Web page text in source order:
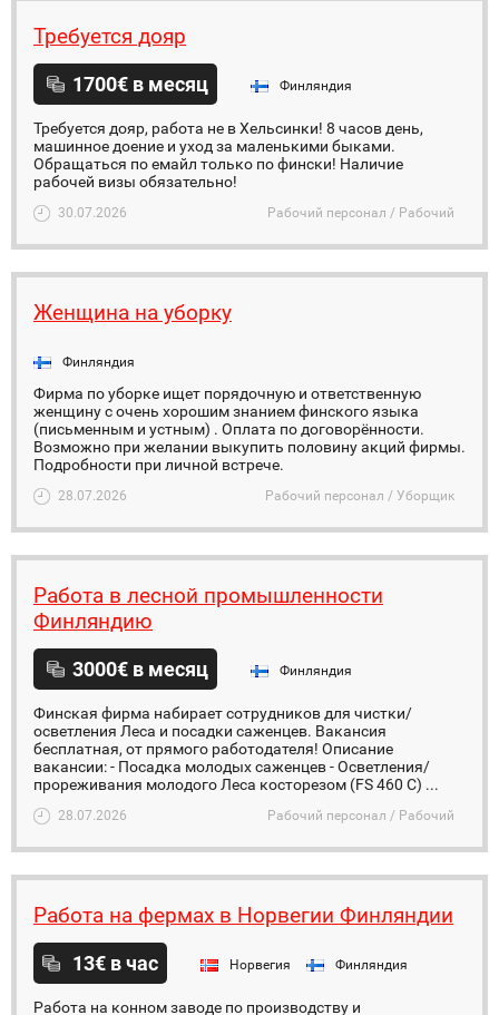
Требуется дояр
1700€ в месяц Финляндия
Требуется дояр, работа не в Хельсинки! 8 часов день,
машинное доение и уход за маленькими быками.
Обращаться по емайл только по фински! Наличие
рабочей визы обязательно!
30.07.2026 Рабочий персонал / Рабочий
Женщина на уборку
Финляндия
Фирма по уборке ищет порядочную и ответственную
женщину с очень хорошим знанием финского языка
(письменным и устным) . Оплата по договорённости.
Возможно при желании выкупить половину акций фирмы.
Подробности при личной встрече.
28.07.2026 Рабочий персонал / Уборщик
Работа в лесной промышленности
Финляндию
3000€ в месяц Финляндия
Финская фирма набирает сотрудников для чистки/
осветления Леса и посадки саженцев. Вакансия
бесплатная, от прямого работодателя! Описание
вакансии: - Посадка молодых саженцев - Осветления/
прореживания молодого Леса косторезом (FS 460 C) ...
28.07.2026 Рабочий персонал / Рабочий
Работа на фермах в Норвегии Финляндии
13€ в час Норвегия Финляндия
Работа на конном заводе по производству и